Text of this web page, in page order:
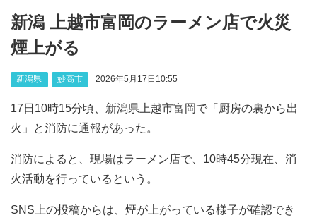
新潟 上越市富岡のラーメン店で火災
煙上がる
新潟県 妙高市 2026年5月17日10:55
17日10時15分頃、新潟県上越市富岡で「厨房の裏から出
火」と消防に通報があった。
消防によると、現場はラーメン店で、10時45分現在、消
火活動を行っているという。
SNS上の投稿からは、煙が上がっている様子が確認でき